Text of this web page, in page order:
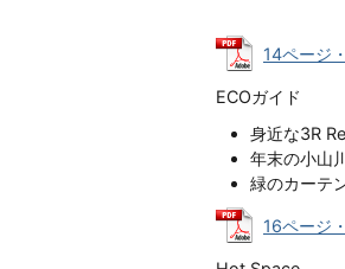
14ページ
ECOガイド
身近な3R
年末の小山
緑のカーテ
16ページ